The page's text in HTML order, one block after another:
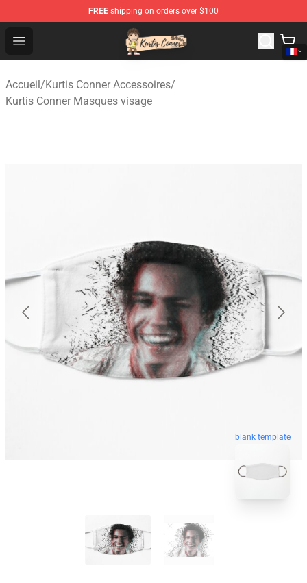
FREE shipping on orders over $100
Open menu
Kurtis Conner Store - Official Kurtis Conner Merchandise
Accueil/Kurtis Conner Accessoires/
Kurtis Conner Masques visage
blank template